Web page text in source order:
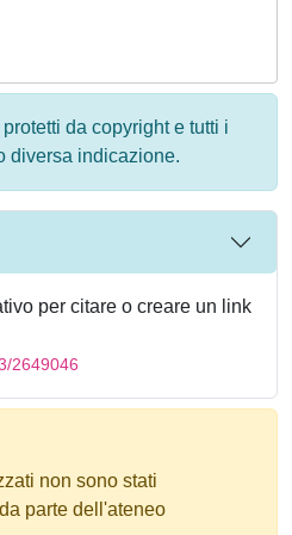
da copyright e tutti i
diversa indicazione.
per citare o creare un link
2649046
non sono stati
parte dell'ateneo